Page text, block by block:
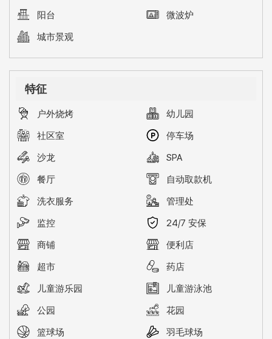
阳台
微波炉
城市景观
特征
户外烧烤
幼儿园
社区室
停车场
沙龙
SPA
餐厅
自动取款机
洗衣服务
管理处
监控
24/7 安保
商铺
便利店
超市
药店
儿童游乐园
儿童游泳池
公园
花园
篮球场
羽毛球场